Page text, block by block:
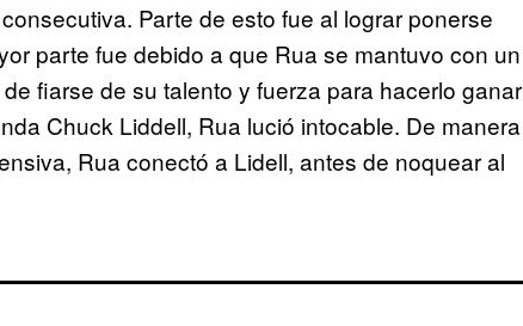
Parte de esto fue al lograr ponerse
parte fue debido a que Rua se mantuvo con un
fiarse de su talento y fuerza para hacerlo ganar
Chuck Liddell, Rua lució intocable. De manera
Rua conectó a Lidell, antes de noquear al